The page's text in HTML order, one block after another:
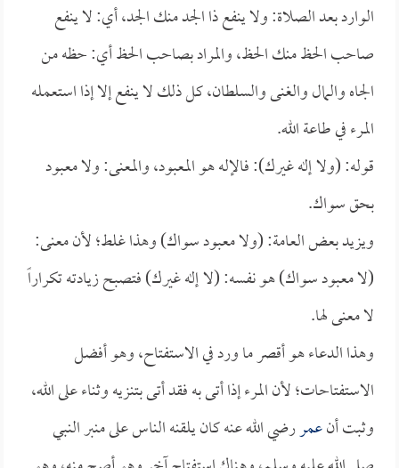
الوارد بعد الصلاة: ولا ينفع ذا الجد منك الجد، أي: لا ينفع
صاحب الحظ منك الحظ، والمراد بصاحب الحظ أي: حظه من
الجاه والمال والغنى والسلطان، كل ذلك لا ينفع إلا إذا استعمله
المرء في طاعة الله.
قوله: (ولا إله غيرك): فالإله هو المعبود، والمعنى: ولا معبود
بحق سواك.
ويزيد بعض العامة: (ولا معبود سواك) وهذا غلط؛ لأن معنى:
(لا معبود سواك) هو نفسه: (لا إله غيرك) فتصبح زيادته تكراراً
لا معنى لها.
وهذا الدعاء هو أقصر ما ورد في الاستفتاح، وهو أفضل
الاستفتاحات؛ لأن المرء إذا أتى به فقد أتى بتنزيه وثناء على الله،
وثبت أنعمررضي الله عنه كان يلقنه الناس على منبر النبي